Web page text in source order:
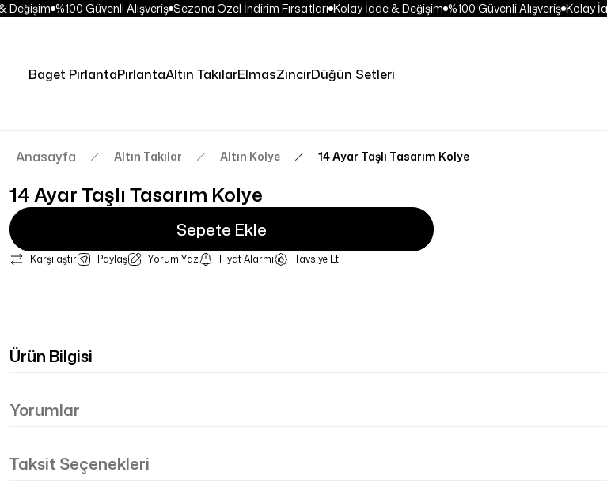
%100 Güvenli Alışveriş Sezona Özel İndirim Fırsatları Kolay İade & Değişim %100 Güvenli Alışveriş Kolay
Baget PırlantaPırlantaAltın TakılarElmasZincirDüğün Setleri
Anasayfa Altın Takılar Altın Kolye 14 Ayar Taşlı Tasarım Kolye
14 Ayar Taşlı Tasarım Kolye
Sepete Ekle
Karşılaştır Paylaş Yorum Yaz Fiyat Alarmı Tavsiye Et
Ürün Bilgisi
Yorumlar
Taksit Seçenekleri